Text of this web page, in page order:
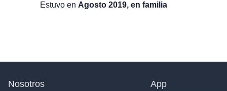
Estuvo en Agosto 2019, en familia
Nosotros App